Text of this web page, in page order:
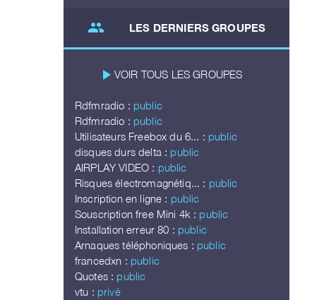
group LES DERNIERS GROUPES
play_arrow VOIR TOUS LES GROUPES
Rdfmradio : public
Rdfmradio : public
Utilisateurs Freebox du 6... : public
disques durs delta : public
AIRPLAY VIDEO : public
Risques électromagnétiq... : public
Inscription en ligne : public
Souscription free Mini 4k : public
Installation erreur 80 : public
Arnaques téléphoniques : public
francedxn : public
Quotes : public
vtu : privé